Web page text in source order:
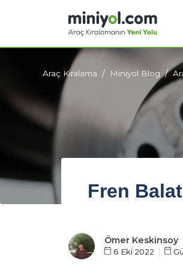
Araç Kiralama Miniyol Blog
Fren
Ömer Keskinsoy
6 Eki 2022